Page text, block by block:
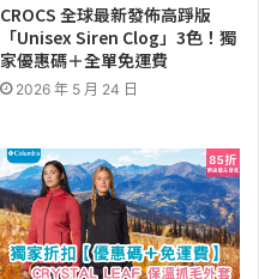
CROCS 全球最新發佈高踭版
「Unisex Siren Clog」3色！獨
家優惠碼＋全單免運費
2026 年 5 月 24 日